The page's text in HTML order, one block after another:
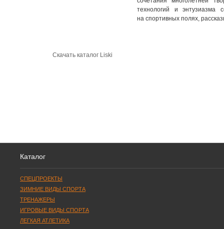
технологий и энтузиазма
на спортивных полях,
Cкачать каталог Liski
Каталог
СПЕЦПРОЕКТЫ
ЗИМНИЕ ВИДЫ СПОРТА
ТРЕНАЖЕРЫ
ИГРОВЫЕ ВИДЫ СПОРТА
ЛЕГКАЯ АТЛЕТИКА